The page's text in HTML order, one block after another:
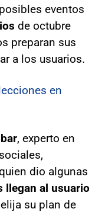
eventos
de octubre
preparan sus
a los usuarios.
en
, experto en
dio algunas
llegan al usuario
su plan de